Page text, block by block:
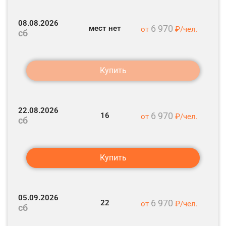
Теплоходная прогулка с экскурсией (30 мин.)
Развлекательная программа
Высадка туристов у ближайшей станции метро по пути следования.
08.08.2026
сб мест нет от 6 970 ₽/чел.
Купить
22.08.2026
сб 16 от 6 970 ₽/чел.
Купить
05.09.2026
сб 22 от 6 970 ₽/чел.